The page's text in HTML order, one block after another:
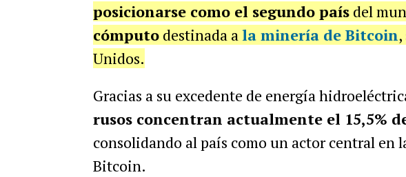
posicionarse como el segundo paísdel
cómputodestinada ala minería de Bitcoin
Unidos.
Gracias a su excedente de energía
rusos concentran actualmente el 15,5%
consolidando al país como un actor central en
Bitcoin.